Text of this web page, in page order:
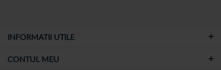
INFORMATII UTILE
CONTUL MEU